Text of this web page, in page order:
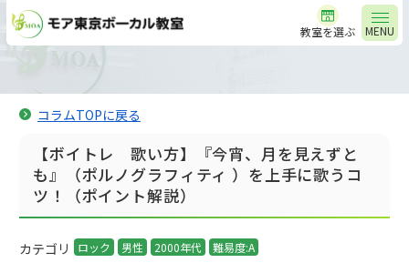
MENU
教室を選ぶ
コラムTOPに戻る
【ボイトレ 歌い方】『今宵、月を見えずと
も』（ポルノグラフィティ ）を上手に歌うコ
ツ！（ポイント解説）
カテゴリ ロック 男性 2000年代 難易度:A